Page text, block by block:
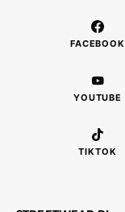
FACEBOOK
YOUTUBE
TIKTOK